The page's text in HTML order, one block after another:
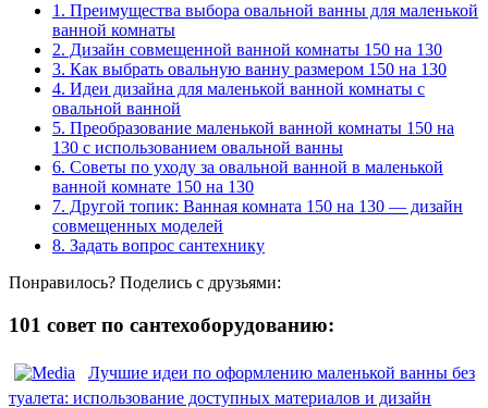
1. Преимущества выбора овальной ванны для маленькой
ванной комнаты
2. Дизайн совмещенной ванной комнаты 150 на 130
3. Как выбрать овальную ванну размером 150 на 130
4. Идеи дизайна для маленькой ванной комнаты с
овальной ванной
5. Преобразование маленькой ванной комнаты 150 на
130 с использованием овальной ванны
6. Советы по уходу за овальной ванной в маленькой
ванной комнате 150 на 130
7. Другой топик: Ванная комната 150 на 130 — дизайн
совмещенных моделей
8. Задать вопрос сантехнику
Понравилось? Поделись с друзьями:
101 совет по сантехоборудованию:
Лучшие идеи по оформлению маленькой ванны без
туалета: использование доступных материалов и дизайн